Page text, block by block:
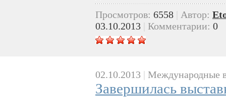
Просмотров: 6558 Автор:
03.10.2013
Комментарии: 0
02.10.2013 | Международные
Завершилась